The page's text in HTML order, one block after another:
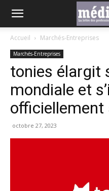
Accueil Marchés-Entreprises
Marchés-Entreprises
tonies élargit
mondiale et
officiellement
octobre 27, 2023